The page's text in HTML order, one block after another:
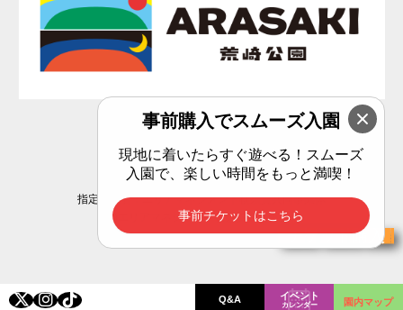
チケット購入
Privacy Policy
指定管理者：エリアマネジメント横須賀共同事業体
(C)エリアマネジメント横須賀共同事業体
Q&A イベント
カレンダー 園内マップ
事前購入でスムーズ入園
現地に着いたらすぐ遊べる！スムーズ
入園で、楽しい時間をもっと満喫！
事前チケットはこちら